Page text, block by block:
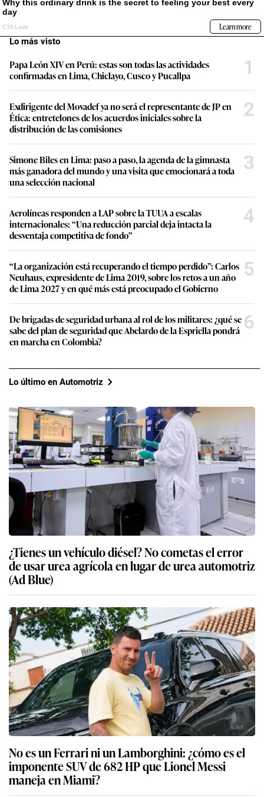
Lo más visto
Papa León XIV en Perú: estas son todas las actividades
confirmadas en Lima, Chiclayo, Cusco y Pucallpa
1
Exdirigente del Movadef ya no será el representante de JP en
Ética: entretelones de los acuerdos iniciales sobre la
distribución de las comisiones
2
Simone Biles en Lima: paso a paso, la agenda de la gimnasta
más ganadora del mundo y una visita que emocionará a toda
una selección nacional
3
Aerolíneas responden a LAP sobre la TUUA a escalas
internacionales: “Una reducción parcial deja intacta la
desventaja competitiva de fondo”
4
“La organización está recuperando el tiempo perdido”: Carlos
Neuhaus, expresidente de Lima 2019, sobre los retos a un año
de Lima 2027 y en qué más está preocupado el Gobierno
5
De brigadas de seguridad urbana al rol de los militares: ¿qué se
sabe del plan de seguridad que Abelardo de la Espriella pondrá
en marcha en Colombia?
6
Lo último en Automotriz
¿Tienes un vehículo diésel? No cometas el error
de usar urea agrícola en lugar de urea automotriz
(Ad Blue)
No es un Ferrari ni un Lamborghini: ¿cómo es el
imponente SUV de 682 HP que Lionel Messi
maneja en Miami?